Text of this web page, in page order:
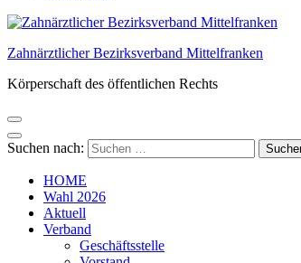
Zahnärztlicher Bezirksverband Mittelfranken
Körperschaft des öffentlichen Rechts
Suchen nach:
HOME
Wahl 2026
Aktuell
Verband
Geschäftsstelle